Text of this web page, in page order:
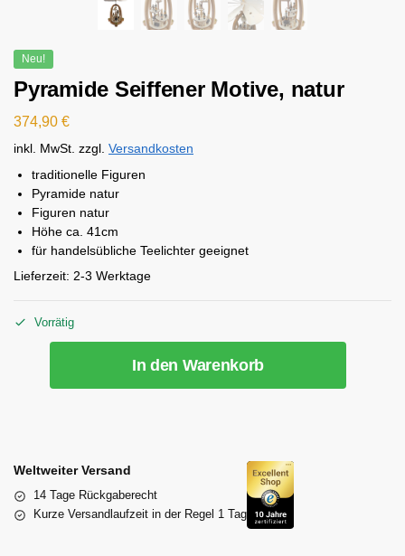
Neu!
Pyramide Seiffener Motive, natur
374,90 €
inkl. MwSt. zzgl. Versandkosten
traditionelle Figuren
Pyramide natur
Figuren natur
Höhe ca. 41cm
für handelsübliche Teelichter geeignet
Lieferzeit: 2-3 Werktage
Vorrätig
In den Warenkorb
Weltweiter Versand
14 Tage Rückgaberecht
Kurze Versandlaufzeit in der Regel 1 Tag